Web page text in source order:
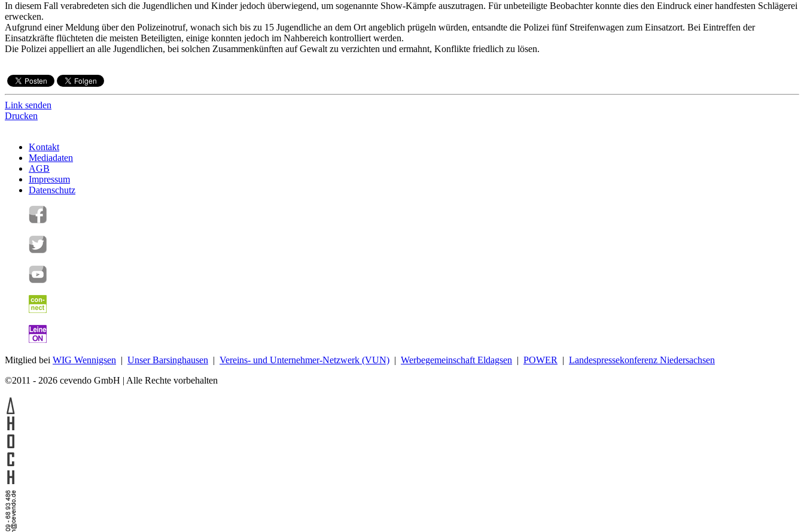
In diesem Fall verabredeten sich die Jugendlichen und Kinder jedoch überwiegend, um sogenannte Show-Kämpfe auszutragen. Für unbeteiligte Beobachter konnte dies den Eindruck einer handfesten Schlägerei
erwecken.
Aufgrund einer Meldung über den Polizeinotruf, wonach sich bis zu 15 Jugendliche an dem Ort angeblich prügeln würden, entsandte die Polizei fünf Streifenwagen zum Einsatzort. Bei Eintreffen der
Einsatzkräfte flüchteten die meisten Beteiligten, einige konnten jedoch im Nahbereich kontrolliert werden.
Die Polizei appelliert an alle Jugendlichen, bei solchen Zusammenkünften auf Gewalt zu verzichten und ermahnt, Konflikte friedlich zu lösen.
Link senden
Drucken
Kontakt
Mediadaten
AGB
Impressum
Datenschutz
Mitglied bei WIG Wennigsen | Unser Barsinghausen | Vereins- und Unternehmer-Netzwerk (VUN) | Werbegemeinschaft Eldagsen | POWER | Landespressekonferenz Niedersachsen
©2011 - 2026 cevendo GmbH | Alle Rechte vorbehalten